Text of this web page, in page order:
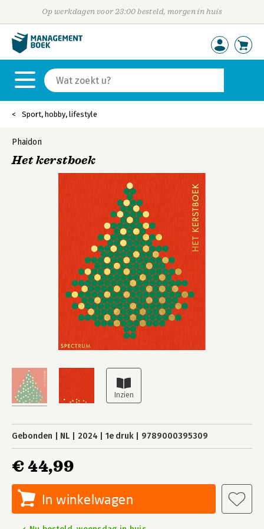
Op werkdagen voor 23:00 besteld, morgen in huis
Sport, hobby, lifestyle
Phaidon
Het kerstboek
Gebonden NL 2024 1e druk 9789000395309
€ 44,99
In winkelwagen